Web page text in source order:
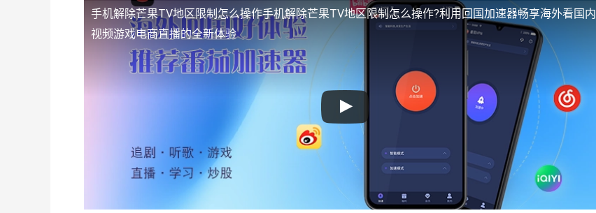
手机解除芒果TV地区限制怎么操作手机解除芒果TV地区限制怎么操作?利用回国加速器畅享海外看国内
视频游戏电商直播的全新体验